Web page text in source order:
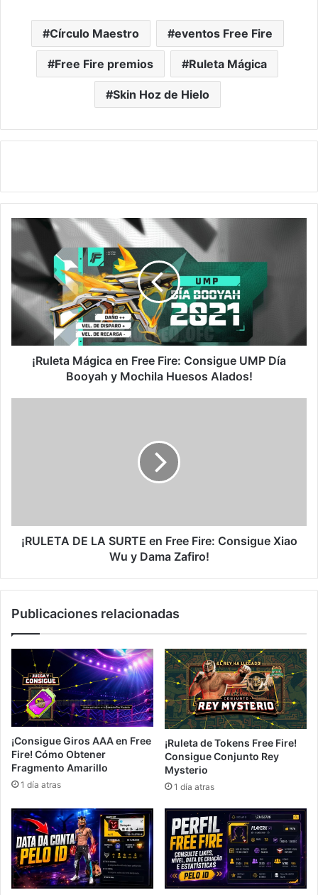
Círculo Maestro eventos Free Fire
Free Fire premios Ruleta Mágica
Skin Hoz de Hielo
¡Ruleta
Mágica
en
Free
Fire:
Consigue
UMP
Booyah
¡Ruleta Mágica en Free Fire: Consigue UMP Día
Booyah y Mochila Huesos Alados!
Xiao
Wu¡RULETA DE LA SURTE en Free Fire: Consigue Xiao
Wu y Dama Zafiro!
Publicaciones relacionadas
¡Consigue Giros AAA en Free
Fire! Cómo Obtener
Fragmento Amarillo
1 día atras
¡Ruleta de Tokens Free Fire!
Consigue Conjunto Rey
Mysterio
1 día atras